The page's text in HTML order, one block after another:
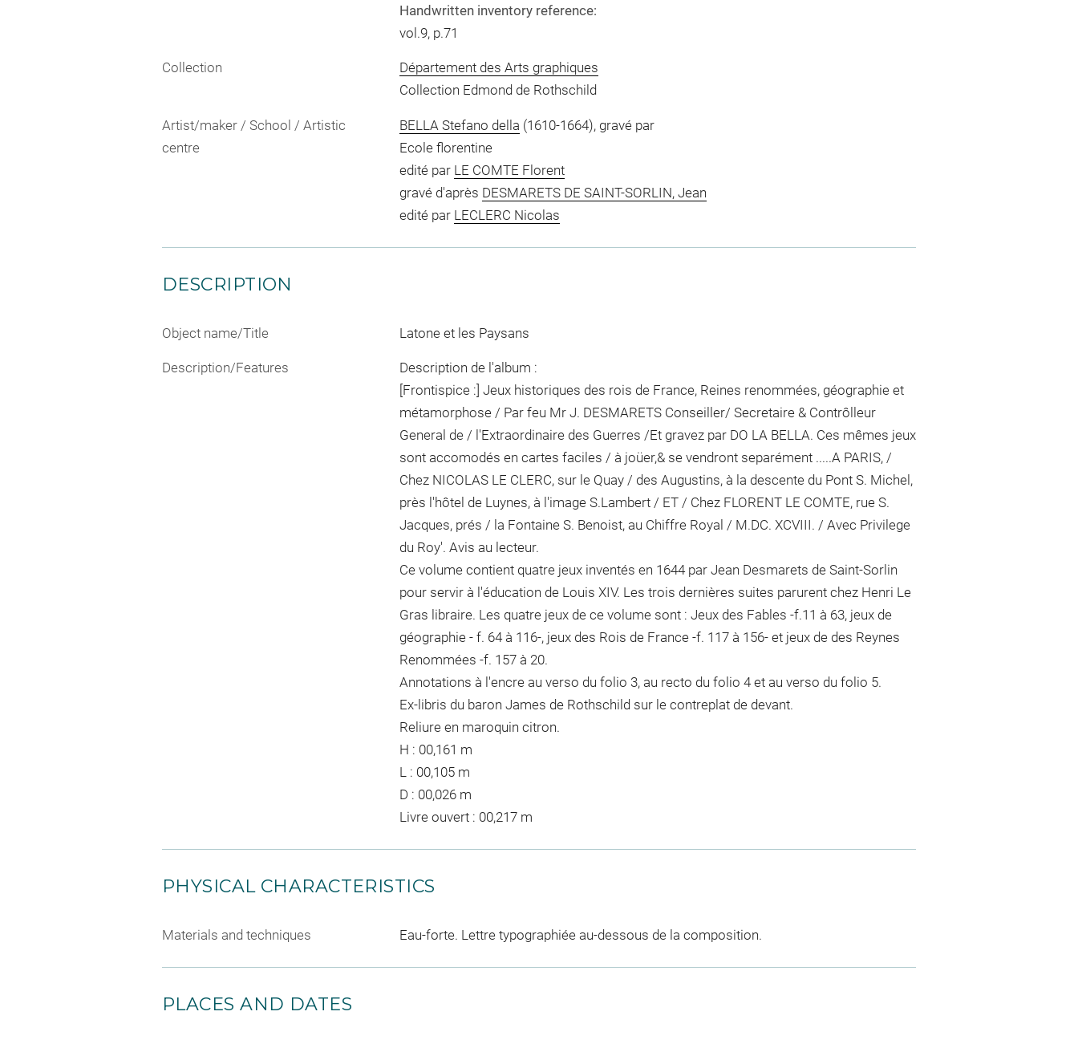
Handwritten inventory reference:
vol.9, p.71
Collection
Département des Arts graphiques
Collection Edmond de Rothschild
Artist/maker / School / Artistic
centre
BELLA Stefano della (1610-1664), gravé par
Ecole florentine
edité par LE COMTE Florent
gravé d'après DESMARETS DE SAINT-SORLIN, Jean
edité par LECLERC Nicolas
DESCRIPTION
Object name/Title Latone et les Paysans
Description/Features
Description de l'album :
[Frontispice :] Jeux historiques des rois de France, Reines renommées, géographie et
métamorphose / Par feu Mr J. DESMARETS Conseiller/ Secretaire & Contrôlleur
General de / l'Extraordinaire des Guerres /Et gravez par DO LA BELLA. Ces mêmes jeux
sont accomodés en cartes faciles / à joüer,& se vendront separément .....A PARIS, /
Chez NICOLAS LE CLERC, sur le Quay / des Augustins, à la descente du Pont S. Michel,
près l'hôtel de Luynes, à l'image S.Lambert / ET / Chez FLORENT LE COMTE, rue S.
Jacques, prés / la Fontaine S. Benoist, au Chiffre Royal / M.DC. XCVIII. / Avec Privilege
du Roy'. Avis au lecteur.
Ce volume contient quatre jeux inventés en 1644 par Jean Desmarets de Saint-Sorlin
pour servir à l'éducation de Louis XIV. Les trois dernières suites parurent chez Henri Le
Gras libraire. Les quatre jeux de ce volume sont : Jeux des Fables -f.11 à 63, jeux de
géographie - f. 64 à 116-, jeux des Rois de France -f. 117 à 156- et jeux de des Reynes
Renommées -f. 157 à 20.
Annotations à l'encre au verso du folio 3, au recto du folio 4 et au verso du folio 5.
Ex-libris du baron James de Rothschild sur le contreplat de devant.
Reliure en maroquin citron.
H : 00,161 m
L : 00,105 m
D : 00,026 m
Livre ouvert : 00,217 m
PHYSICAL CHARACTERISTICS
Materials and techniques Eau-forte. Lettre typographiée au-dessous de la composition.
PLACES AND DATES